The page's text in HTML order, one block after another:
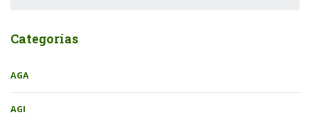
Categorías
AGA
AGI